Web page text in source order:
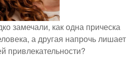
замечали, как одна прическа
а другая напрочь лишает
привлекательности?